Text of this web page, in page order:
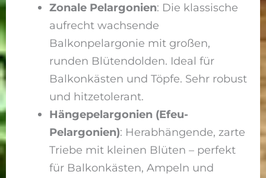
Zonale Pelargonien: Die klassische
aufrecht wachsende
Balkonpelargonie mit großen,
runden Blütendolden. Ideal für
Balkonkästen und Töpfe. Sehr robust
und hitzetolerant.
Hängepelargonien (Efeu-
Pelargonien): Herabhängende, zarte
Triebe mit kleinen Blüten – perfekt
für Balkonkästen, Ampeln und